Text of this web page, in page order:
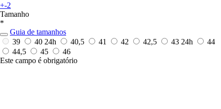
+-2
Tamanho
*
Guia de tamanhos
39
40 24h 40,5 41 42 42,5 43 24h
44
44,5
45
46
Este campo é obrigatório